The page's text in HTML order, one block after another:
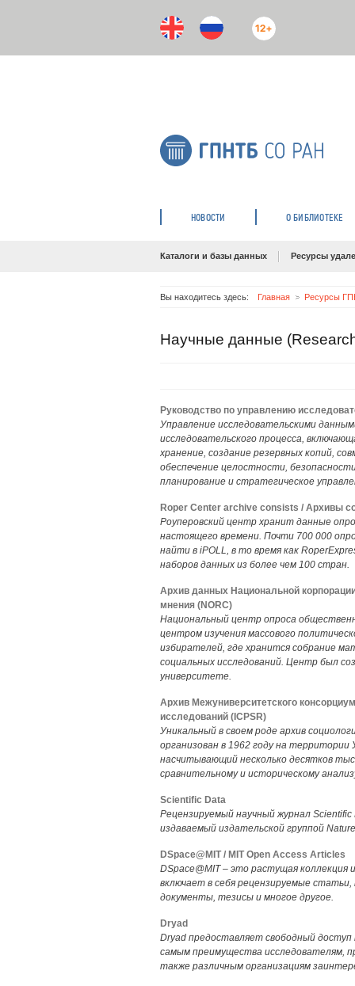
12+
НОВОСТИ О БИБЛИОТЕКЕ
Каталоги и базы данных Ресурсы
Вы находитесь здесь: Главная Ресурсы
Научные данные
Руководство по управлению
Управление исследовательскими
исследовательского процесса,
хранение, создание резервных копий,
обеспечение целостности,
планирование и стратегическое
Roper Center archive consists / Архивы
Роуперовский центр хранит данные
настоящего времени. Почти 700 000
найти в iPOLL, в то время как
наборов данных из более чем 100 стран.
Архив данных Национальной
мнения (NORC)
Национальный центр опроса
центром изучения массового
избирателей, где хранится собрание
социальных исследований. Центр был
университете.
Архив Межуниверситетского
исследований (ICPSR)
Уникальный в своем роде архив
организован в 1962 году на
насчитывающий несколько десятков
сравнительному и историческому
Scientific Data
Рецензируемый научный журнал
издаваемый издательской группой
DSpace@MIT / MIT Open Access Articles
DSpace@MIT – это растущая коллекция
включает в себя рецензируемые
документы, тезисы и многое другое.
Dryad
Dryad предоставляет свободный
самым преимущества исследователям,
также различным организациям